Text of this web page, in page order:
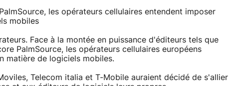
les opérateurs cellulaires entendent imposer
mobiles
Face à la montée en puissance d'éditeurs tels que
PalmSource, les opérateurs cellulaires européens
matière de logiciels mobiles.
Telecom italia et T-Mobile auraient décidé de s'allier